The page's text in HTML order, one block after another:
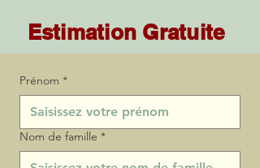
Estimation Gratuite
Prénom *
Nom de famille *